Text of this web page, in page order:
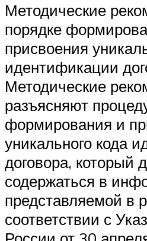
Методические
порядке
присвоения
идентификации
Методические
разъясняют
формирования и
уникального кода
договора, который
содержаться в
представляемой в
соответствии с